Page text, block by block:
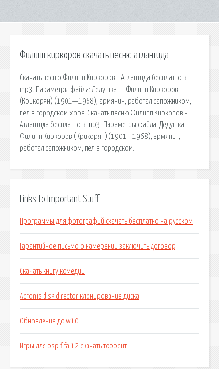
Филипп киркоров скачать песню атлантида
Скачать песню Филипп Киркоров - Атлантида бесплатно в
mp3. Параметры файла: Дедушка — Филипп Киркоров
(Крикорян) (1901—1968), армянин, работал сапожником,
пел в городском хоре. Скачать песню Филипп Киркоров -
Атлантида бесплатно в mp3. Параметры файла: Дедушка —
Филипп Киркоров (Крикорян) (1901—1968), армянин,
работал сапожником, пел в городском.
Links to Important Stuff
Программы для фотографий скачать бесплатно на русском
Гарантийное письмо о намерении заключить договор
Скачать книгу комедии
Acronis disk director клонирование диска
Обновление до w10
Игры для psp fifa 12 скачать торрент